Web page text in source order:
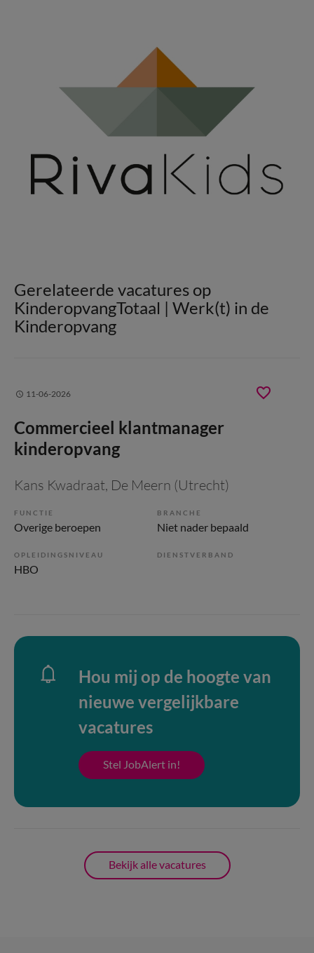
Gerelateerde vacatures op
KinderopvangTotaal | Werk(t) in de
Kinderopvang
11-06-2026
Commercieel klantmanager
kinderopvang
Kans Kwadraat, De Meern (Utrecht)
FUNCTIE
Overige beroepen
BRANCHE
Niet nader bepaald
OPLEIDINGSNIVEAU
HBO
DIENSTVERBAND
Hou mij op de hoogte van
nieuwe vergelijkbare
vacatures
Stel JobAlert in!
Bekijk alle vacatures